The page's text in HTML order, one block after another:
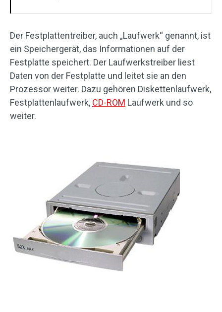
Der Festplattentreiber, auch „Laufwerk“ genannt, ist
ein Speichergerät, das Informationen auf der
Festplatte speichert. Der Laufwerkstreiber liest
Daten von der Festplatte und leitet sie an den
Prozessor weiter. Dazu gehören Diskettenlaufwerk,
Festplattenlaufwerk, CD-ROM Laufwerk und so
weiter.